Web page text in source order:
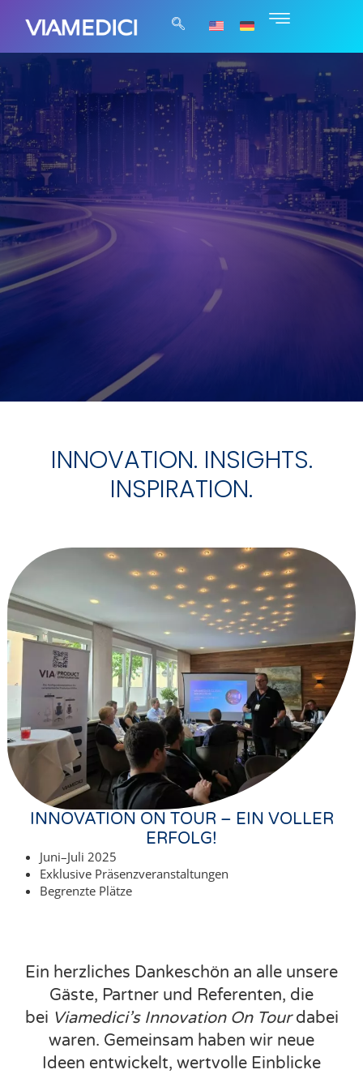
INNOVATION. INSIGHTS.
INSPIRATION.
INNOVATION ON TOUR – EIN VOLLER
ERFOLG!
Juni–Juli 2025
Exklusive Präsenzveranstaltungen
Begrenzte Plätze
Ein herzliches Dankeschön an alle unsere
Gäste, Partner und Referenten, die
bei Viamedici’s Innovation On Tourdabei
waren. Gemeinsam haben wir neue
Ideen entwickelt, wertvolle Einblicke